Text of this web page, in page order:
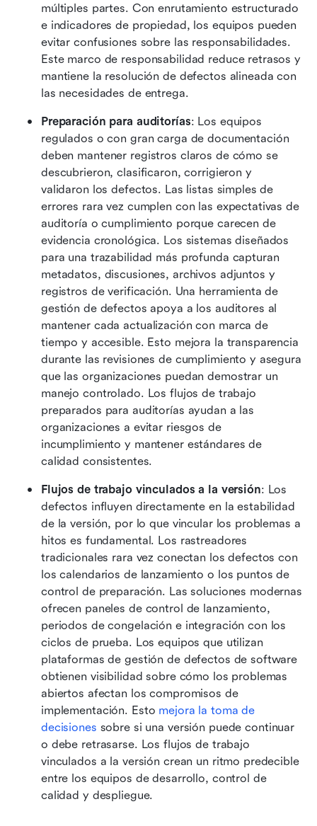
múltiples partes. Con enrutamiento estructurado
e indicadores de propiedad, los equipos pueden
evitar confusiones sobre las responsabilidades.
Este marco de responsabilidad reduce retrasos y
mantiene la resolución de defectos alineada con
las necesidades de entrega.
Preparación para auditorías: Los equipos
regulados o con gran carga de documentación
deben mantener registros claros de cómo se
descubrieron, clasificaron, corrigieron y
validaron los defectos. Las listas simples de
errores rara vez cumplen con las expectativas de
auditoría o cumplimiento porque carecen de
evidencia cronológica. Los sistemas diseñados
para una trazabilidad más profunda capturan
metadatos, discusiones, archivos adjuntos y
registros de verificación. Una herramienta de
gestión de defectos apoya a los auditores al
mantener cada actualización con marca de
tiempo y accesible. Esto mejora la transparencia
durante las revisiones de cumplimiento y asegura
que las organizaciones puedan demostrar un
manejo controlado. Los flujos de trabajo
preparados para auditorías ayudan a las
organizaciones a evitar riesgos de
incumplimiento y mantener estándares de
calidad consistentes.
Flujos de trabajo vinculados a la versión: Los
defectos influyen directamente en la estabilidad
de la versión, por lo que vincular los problemas a
hitos es fundamental. Los rastreadores
tradicionales rara vez conectan los defectos con
los calendarios de lanzamiento o los puntos de
control de preparación. Las soluciones modernas
ofrecen paneles de control de lanzamiento,
periodos de congelación e integración con los
ciclos de prueba. Los equipos que utilizan
plataformas de gestión de defectos de software
obtienen visibilidad sobre cómo los problemas
abiertos afectan los compromisos de
implementación. Esto mejora la toma de
decisiones sobre si una versión puede continuar
o debe retrasarse. Los flujos de trabajo
vinculados a la versión crean un ritmo predecible
entre los equipos de desarrollo, control de
calidad y despliegue.